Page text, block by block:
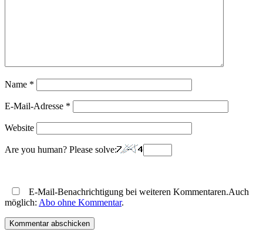
Name *
E-Mail-Adresse *
Website
Are you human? Please solve:
E-Mail-Benachrichtigung bei weiteren Kommentaren.Auch
möglich: Abo ohne Kommentar.